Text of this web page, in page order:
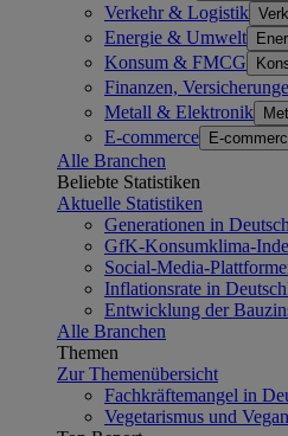
Verkehr & Logistik
Energie & Umwelt
Konsum & FMCG
Finanzen,
Metall & Elektronik
E-commerce E-
Alle Branchen
Beliebte Statistiken
Aktuelle Statistiken
Generationen in
GfK-Konsumklima-
Social-Media-
Inflationsrate in
Entwicklung der
Alle Branchen
Themen
Zur Themenübersicht
Fachkräftemangel in
Vegetarismus und